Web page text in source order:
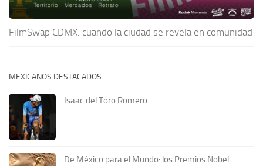
FilmSwap CDMX: cuando la ciudad se revela en comunidad
MEXICANOS DESTACADOS
Isaac del Toro Romero
De México para el Mundo: los Premios Nobel